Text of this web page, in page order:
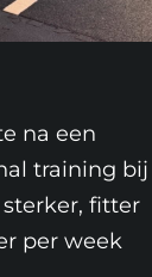
na een
training bij
sterker, fitter
per week